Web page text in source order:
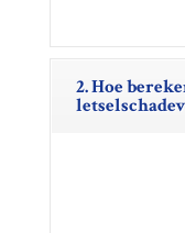
2. Hoe